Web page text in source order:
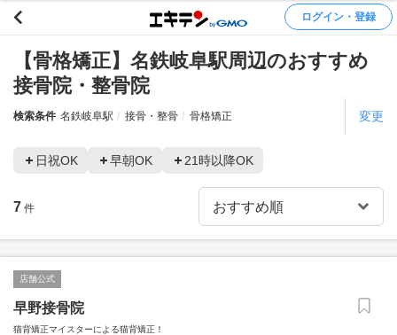
ログイン・登録
【骨格矯正】名鉄岐阜駅周辺のおすすめ
接骨院・整骨院
検索条件 名鉄岐阜駅 接骨・整骨 骨格矯正 変更
日祝OK 早朝OK 21時以降OK
7 件
店舗公式
早野接骨院
猫背矯正マイスターによる猫背矯正！